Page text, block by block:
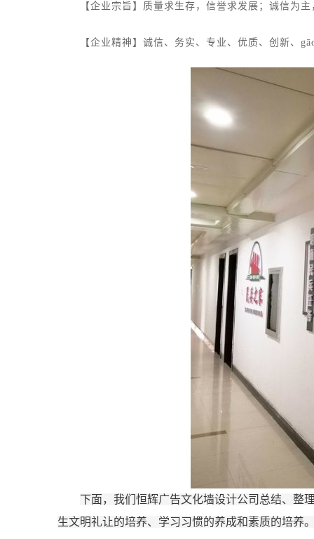
【企业宗旨】质量求生存，信誉求发展；诚信为
【企业精神】诚信、务实、专业、优质、创新、
下面，我们 恒辉广告文化墙设计公司总结、整
生文明礼让的培养、学习习惯的养成和素质的培养